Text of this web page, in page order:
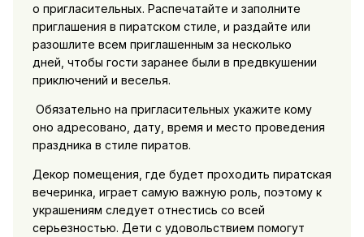
о пригласительных. Распечатайте и заполните
приглашения в пиратском стиле, и раздайте или
разошлите всем приглашенным за несколько
дней, чтобы гости заранее были в предвкушении
приключений и веселья.
Обязательно на пригласительных укажите кому
оно адресовано, дату, время и место проведения
праздника в стиле пиратов.
Декор помещения, где будет проходить пиратская
вечеринка, играет самую важную роль, поэтому к
украшениям следует отнестись со всей
серьезностью. Дети с удовольствием помогут